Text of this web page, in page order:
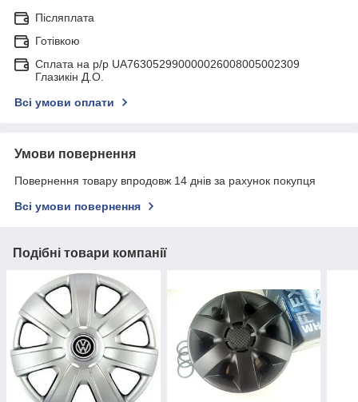
Післяплата
Готівкою
Сплата на р/р UA763052990000026008005002309
Глазикін Д.О.
Всі умови оплати
Умови повернення
Повернення товару впродовж 14 днів за рахунок покупця
Всі умови повернення
Подібні товари компанії